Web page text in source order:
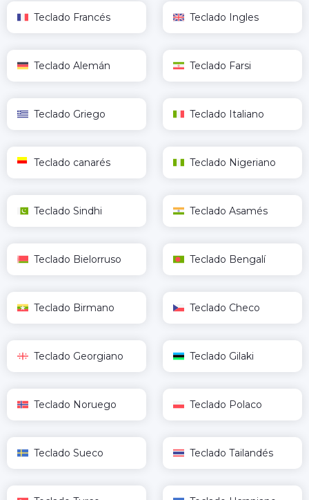
Teclado Francés Teclado Ingles
Teclado Alemán Teclado Farsi
Teclado Griego Teclado Italiano
Teclado canarés Teclado Nigeriano
Teclado Sindhi Teclado Asamés
Teclado Bielorruso Teclado Bengalí
Teclado Birmano Teclado Checo
Teclado Georgiano Teclado Gilaki
Teclado Noruego Teclado Polaco
Teclado Sueco Teclado Tailandés